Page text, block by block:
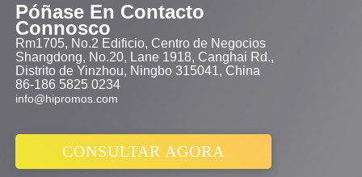
Póñase En Contacto
Connosco
Rm1705, No.2 Edificio, Centro de Negocios
Shangdong, No.20, Lane 1918, Canghai Rd.,
Distrito de Yinzhou, Ningbo 315041, China
86-186 5825 0234
info@hipromos.com
CONSULTAR AGORA